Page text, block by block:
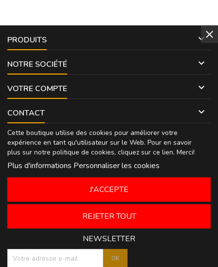
PRODUITS 
NOTRE SOCIÉTÉ 
VOTRE COMPTE 
CONTACT 
Cette boutique utilise des cookies pour améliorer votre
expérience en tant qu'utilisateur sur le Web. Pour en savoir
plus sur notre politique de cookies, cliquez sur ce lien. Merci!
Plus d'informations Personnaliser les cookies
REJETER TOUT
J'ACCEPTE
NEWSLETTER